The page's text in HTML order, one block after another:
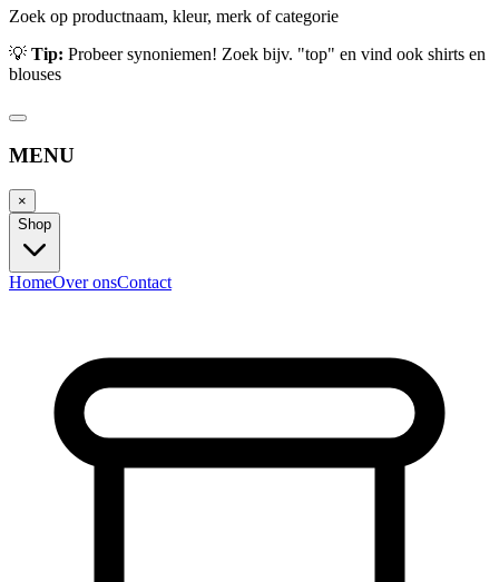
Zoek op productnaam, kleur, merk of categorie
💡 Tip: Probeer synoniemen! Zoek bijv. "top" en vind ook shirts en
blouses
MENU
×
Shop
HomeOver onsContact